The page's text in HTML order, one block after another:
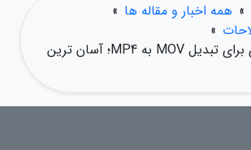
» همه اخبار و مقاله ها »
»
12 روش کاربردی برای تبدیل MOV به MP4؛ آسان ترین